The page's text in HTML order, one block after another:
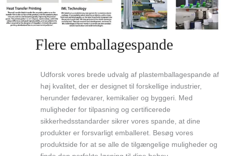
Flere emballagespande
Udforsk vores brede udvalg af plastemballagespande af
høj kvalitet, der er designet til forskellige industrier,
herunder fødevarer, kemikalier og byggeri. Med
muligheder for tilpasning og certificerede
sikkerhedsstandarder sikrer vores spande, at dine
produkter er forsvarligt emballeret. Besøg vores
produktside for at se alle de tilgængelige muligheder og